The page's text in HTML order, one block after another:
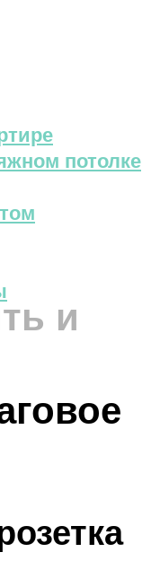
потолке
и